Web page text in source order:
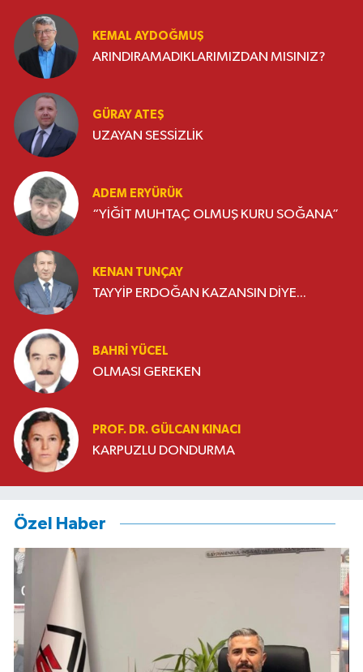
KEMAL AYDOĞMUŞ
ARINDIRAMADIKLARIMIZDAN MISINIZ?
GÜRAY ATEŞ
UZAYAN SESSİZLİK
ADEM ERYÜRÜK
“YİĞİT MUHTAÇ OLMUŞ KURU SOĞANA”
KENAN TUNÇAY
TAYYİP ERDOĞAN KAZANSIN DİYE...
BAHRI YÜCEL
OLMASI GEREKEN
PROF. DR. GÜLCAN KINACI
KARPUZLU DONDURMA
Özel Haber